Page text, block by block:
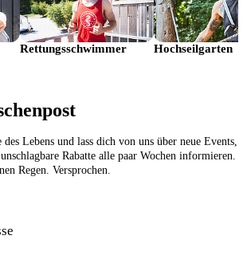
Rettungsschwimmer Hochseilgarten
Lebens und lass dich von uns über neue Events,
Rabatte alle paar Wochen informieren.
Regen. Versprochen.